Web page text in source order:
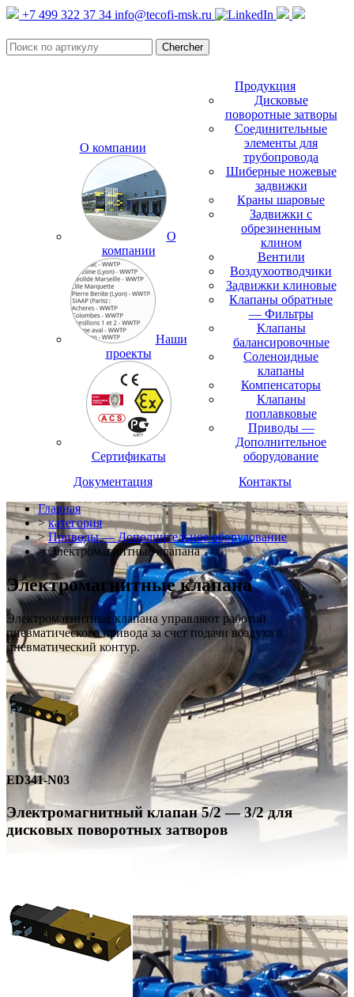
+7 499 322 37 34 info@tecofi-msk.ru
О компании
О
компании
Наши
проекты
Сертификаты
Продукция
Дисковые
поворотные затворы
Соединительные
элементы для
трубопровода
Шиберные ножевые
задвижки
Краны шаровые
Задвижки с
обрезиненным
клином
Вентили
Воздухоотводчики
Задвижки клиновые
Клапаны обратные
— Фильтры
Клапаны
балансировочные
Соленоидные
клапаны
Компенсаторы
Клапаны
поплавковые
Приводы —
Дополнительное
оборудование
Документация
Контакты
Главная
>категория
>Приводы — Дополнительное оборудование
> Электромагнитные клапана
Электромагнитные клапана
Электромагнитные клапана управляют работой
пневматического привода за счет подачи воздуха в
пневматический контур.
ED341-N03
Электромагнитный клапан 5/2 — 3/2 для
дисковых поворотных затворов